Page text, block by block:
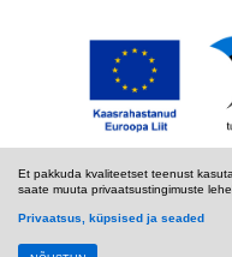
Et pakkuda kvaliteetset teenust
saate muuta privaatsustingimuste
Privaatsus, küpsised ja seaded